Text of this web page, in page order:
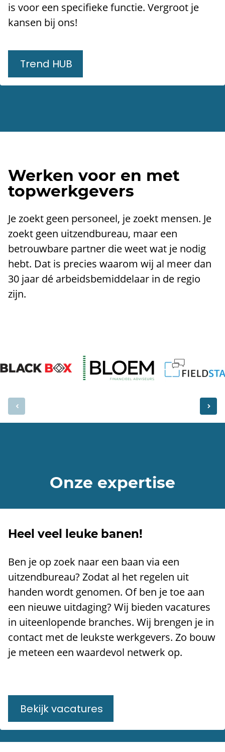
is voor een specifieke functie. Vergroot je
kansen bij ons!​
Trend HUB
Werken voor en met
topwerkgevers
Je zoekt geen personeel, je zoekt mensen. Je
zoekt geen uitzendbureau, maar een
betrouwbare partner die weet wat je nodig
hebt. Dat is precies waarom wij al meer dan
30 jaar dé arbeidsbemiddelaar in de regio
zijn.
Onze expertise
Heel veel leuke banen!
Ben je op zoek naar een baan via een
uitzendbureau? Zodat al het regelen uit
handen wordt genomen. Of ben je toe aan
een nieuwe uitdaging? Wij bieden vacatures
in uiteenlopende branches. Wij brengen je in
contact met de leukste werkgevers. ​Zo bouw
je meteen een waardevol netwerk op.
Bekijk vacatures